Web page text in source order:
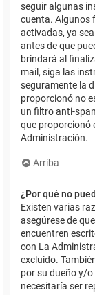
seguir algunas
cuenta. Algunos
activadas, ya
antes de que
brindará al
mail, siga las
seguramente la
proporcionó no
un filtro anti-
que proporcionó
Administración.
Arriba
¿Por qué no
Existen varias
asegúrese de
encuentren
con La
excluido.
por su dueño y/
necesitaría ser